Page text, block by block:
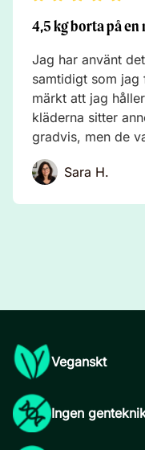
4,5 kg borta på en
Jag har använt
samtidigt som
märkt att jag
kläderna sitter
gradvis, men de
Sara H.
Veganskt
Ingen